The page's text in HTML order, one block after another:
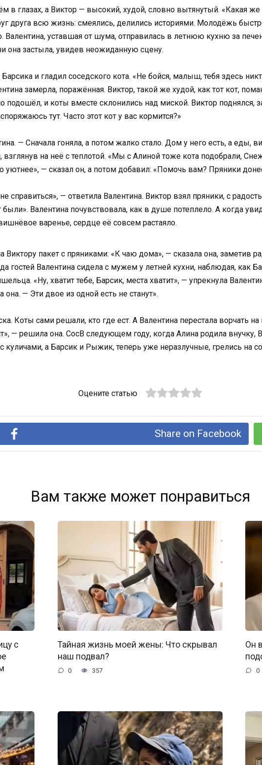
в глазах, а Виктор — высокий, худой, словно вытянутый. «Какая
друга всю жизнь: смеялись, делились историями. Молодёжь
Валентина, уставшая от шума, отправилась в летнюю кухню за
она застыла, увидев неожиданную сцену.
и гладил соседского кота. «Не бойся, малыш, тебя здесь
замерла, поражённая. Виктор, такой же худой, как тот кот,
подошёл, и коты вместе склонились над миской. Виктор поднялся,
тут. Часто этот кот у вас кормится?»
— Сначала гоняла, а потом жалко стало. Дом у него есть, а еды,
взглянув на неё с теплотой. «Мы с Алиной тоже кота подобрали,
уютнее», — сказал он, а потом добавил: «Помочь вам? Пряники
справиться», — ответила Валентина. Виктор взял пряники, с
Валентина почувствовала, как в душе потеплело. А когда
варенье, сердце её совсем растаяло.
Виктору пакет с пряниками: «К чаю дома», — сказала она, заметив
гостей Валентина сидела с мужем у летней кухни, наблюдая, как
«Ну, хватит тебе, Барсик, места хватит», — упрекнула
— Эти двое из одной есть не станут».
Коты сами решали, кто где ест. А Валентина перестала ворчать
— решила она. СосВ следующем году, когда Алина родила внучку,
куличами, а Барсик и Рыжик, теперь уже неразлучные, грелись на
Оцените статью
Share on Facebook
Вам также может понравиться
с
Тайная жизнь моей жены: Что скрывал
наш подвал?
0 357
Он
0